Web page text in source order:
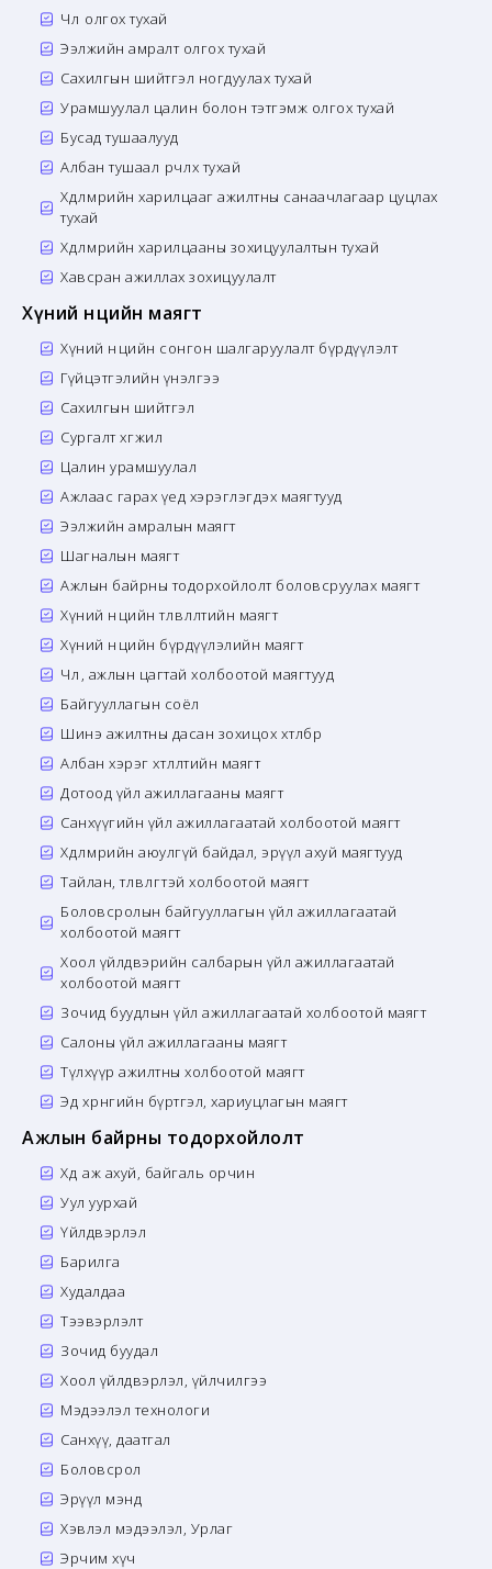
Чөлөө олгох тухай
Ээлжийн амралт олгох тухай
Сахилгын шийтгэл ногдуулах тухай
Урамшуулал цалин болон тэтгэмж олгох тухай
Бусад тушаалууд
Албан тушаал өөрчлөх тухай
Хөдөлмөрийн харилцааг ажилтны санаачлагаар цуцлах
тухай
Хөдөлмөрийн харилцааны зохицуулалтын тухай
Хавсран ажиллах зохицуулалт
Хүний нөөцийн маягт
Хүний нөөцийн сонгон шалгаруулалт бүрдүүлэлт
Гүйцэтгэлийн үнэлгээ
Сахилгын шийтгэл
Сургалт хөгжил
Цалин урамшуулал
Ажлаас гарах үед хэрэглэгдэх маягтууд
Ээлжийн амралын маягт
Шагналын маягт
Ажлын байрны тодорхойлолт боловсруулах маягт
Хүний нөөцийн төлөвлөлтийн маягт
Хүний нөөцийн бүрдүүлэлийн маягт
Чөлөө, ажлын цагтай холбоотой маягтууд
Байгууллагын соёл
Шинэ ажилтны дасан зохицох хөтөлбөр
Албан хэрэг хөтлөлтийн маягт
Дотоод үйл ажиллагааны маягт
Санхүүгийн үйл ажиллагаатай холбоотой маягт
Хөдөлмөрийн аюулгүй байдал, эрүүл ахуй маягтууд
Тайлан, төлөвлөгөөтэй холбоотой маягт
Боловсролын байгууллагын үйл ажиллагаатай
холбоотой маягт
Хоол үйлдвэрийн салбарын үйл ажиллагаатай
холбоотой маягт
Зочид буудлын үйл ажиллагаатай холбоотой маягт
Салоны үйл ажиллагааны маягт
Түлхүүр ажилтны холбоотой маягт
Эд хөрөнгийн бүртгэл, хариуцлагын маягт
Ажлын байрны тодорхойлолт
Хөдөө аж ахуй, байгаль орчин
Уул уурхай
Үйлдвэрлэл
Барилга
Худалдаа
Тээвэрлэлт
Зочид буудал
Хоол үйлдвэрлэл, үйлчилгээ
Мэдээлэл технологи
Санхүү, даатгал
Боловсрол
Эрүүл мэнд
Хэвлэл мэдээлэл, Урлаг
Эрчим хүч